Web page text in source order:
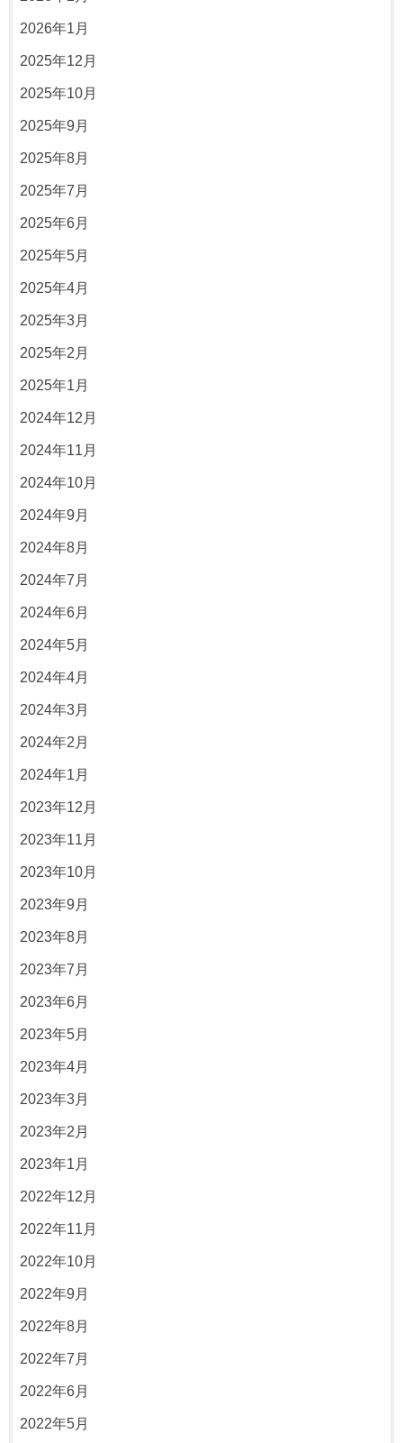
2026年1月
2025年12月
2025年10月
2025年9月
2025年8月
2025年7月
2025年6月
2025年5月
2025年4月
2025年3月
2025年2月
2025年1月
2024年12月
2024年11月
2024年10月
2024年9月
2024年8月
2024年7月
2024年6月
2024年5月
2024年4月
2024年3月
2024年2月
2024年1月
2023年12月
2023年11月
2023年10月
2023年9月
2023年8月
2023年7月
2023年6月
2023年5月
2023年4月
2023年3月
2023年2月
2023年1月
2022年12月
2022年11月
2022年10月
2022年9月
2022年8月
2022年7月
2022年6月
2022年5月